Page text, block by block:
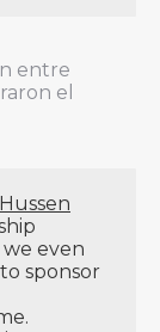
entre
el
even
sponsor